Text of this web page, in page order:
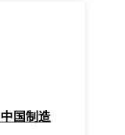
国制造